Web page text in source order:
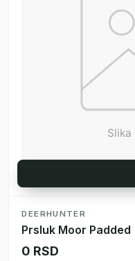
DEERHUNTER
Prsluk Moor Padded
0 RSD